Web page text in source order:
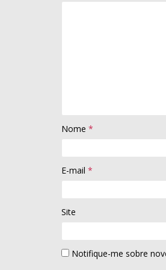
Nome *
E-mail *
Site
Notifique-me sobre